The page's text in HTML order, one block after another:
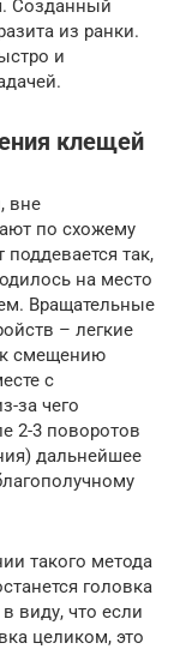
Созданный
из ранки.
и
клещей
вне
по схожему
так,
на место
Вращательные
– легкие
смещению
с
за чего
2-3 поворотов
дальнейшее
такого метода
головка
виду, что если
целиком, это